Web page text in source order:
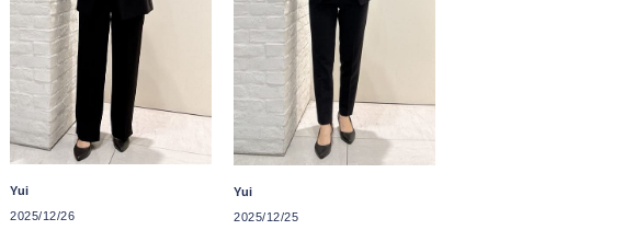
Yui
2025/12/26
Yui
2025/12/25